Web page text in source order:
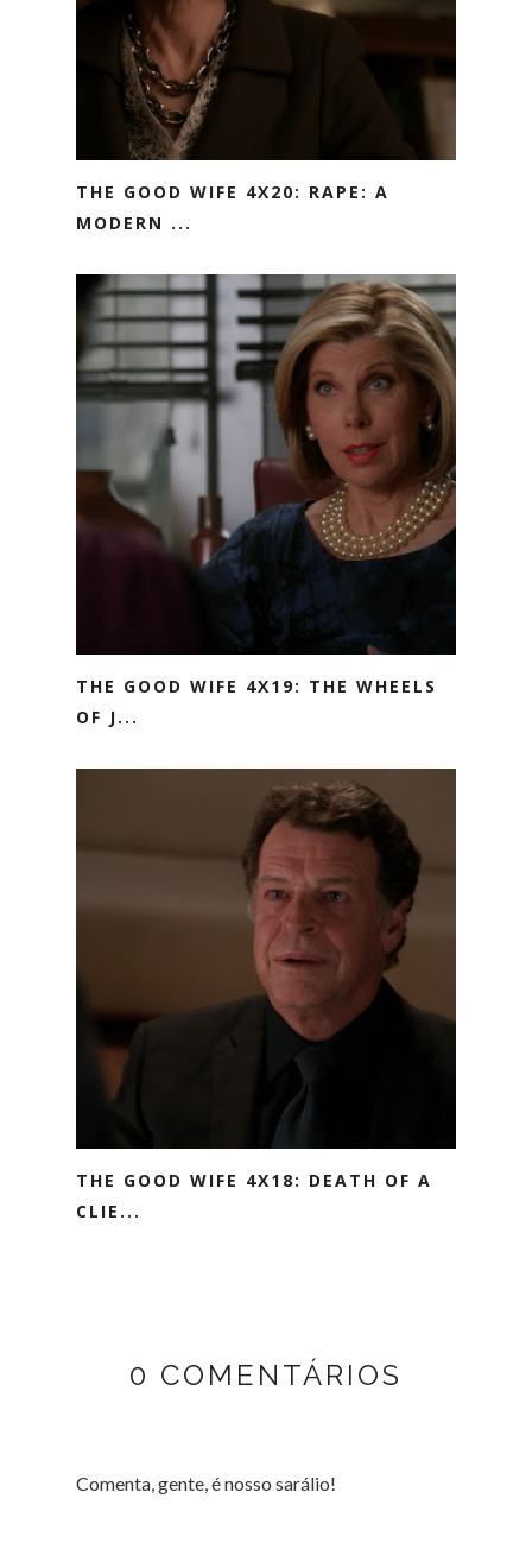
THE GOOD WIFE 4X20: RAPE: A
MODERN ...
THE GOOD WIFE 4X19: THE WHEELS
OF J...
THE GOOD WIFE 4X18: DEATH OF A
CLIE...
0 COMENTÁRIOS
Comenta, gente, é nosso sarálio!